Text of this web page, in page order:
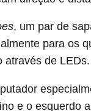
, um par de
para os
através de LEDs.
e o esquerdo